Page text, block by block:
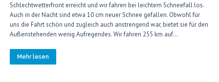
Schlechtwetterfront erreicht und wir fahren bei leichtem Schneefall los.
Auch in der Nacht sind etwa 10 cm neuer Schnee gefallen. Obwohl für
uns die Fahrt schön und zugleich auch anstrengend war, bietet sie für den
Außenstehenden wenig Aufregendes. Wir fahren 255 km auf…
Mehr lesen